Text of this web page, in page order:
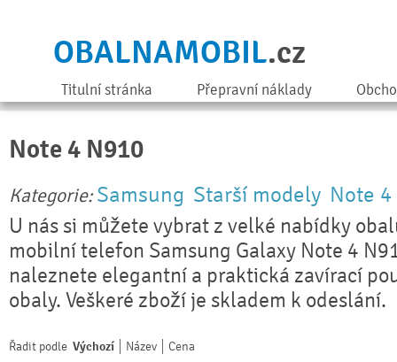
OBALNAMOBIL.cz
Titulní stránka Přepravní náklady
Note 4 N910
Kategorie: Samsung Starší modely Note
U nás si můžete vybrat z velké nabídky
mobilní telefon Samsung Galaxy Note 4
naleznete elegantní a praktická zavírací
obaly. Veškeré zboží je skladem k odeslání.
Řadit podle Výchozí Název Cena